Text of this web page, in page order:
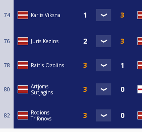
74 Karlis Viksna
76 Juris Kezins
78 Raitis Ozolins
80
Artjoms
Sutjagins
82
Rodions
Trifonovs